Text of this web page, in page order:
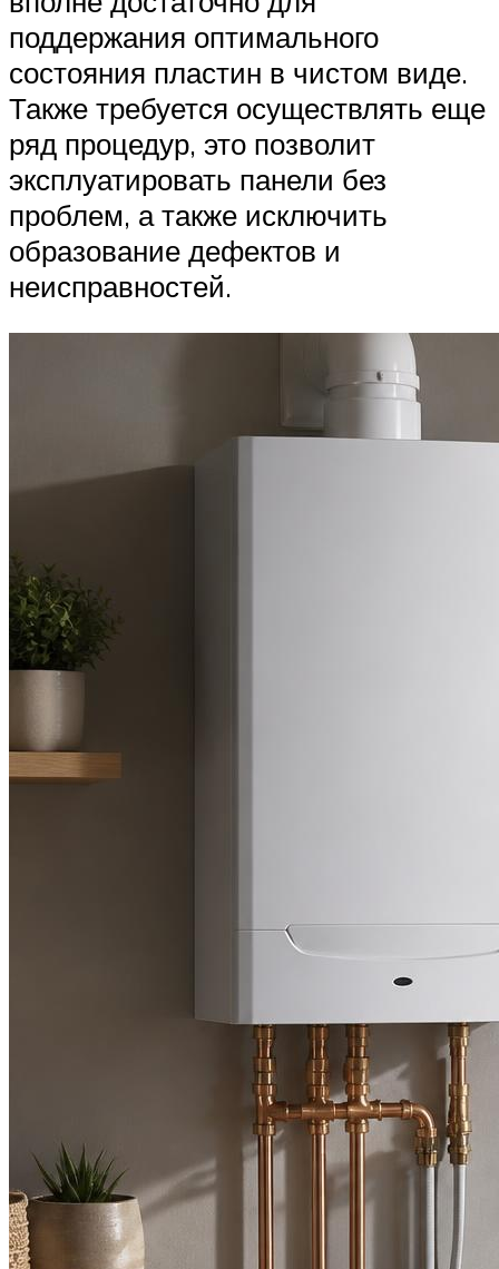
поддержания оптимального
состояния пластин в чистом виде.
Также требуется осуществлять еще
ряд процедур, это позволит
эксплуатировать панели без
проблем, а также исключить
образование дефектов и
неисправностей.